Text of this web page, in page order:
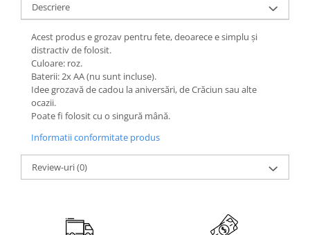
Descriere
Acest produs e grozav pentru fete, deoarece e simplu și
distractiv de folosit.
Culoare: roz.
Baterii: 2x AA (nu sunt incluse).
Idee grozavă de cadou la aniversări, de Crăciun sau alte
ocazii.
Poate fi folosit cu o singură mână.
Informatii conformitate produs
Review-uri(0)